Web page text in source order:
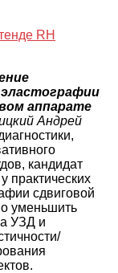
аппарате
Андрей
кандидат
практических
сдвиговой
уменьшить
УЗД и